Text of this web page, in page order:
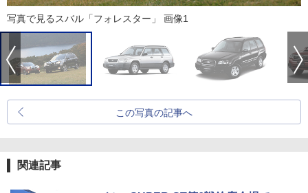
写真で見るスバル「フォレスター」 画像1
この写真の記事へ
関連記事